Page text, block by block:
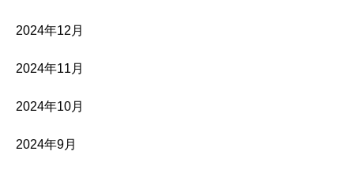
2024年12月
2024年11月
2024年10月
2024年9月